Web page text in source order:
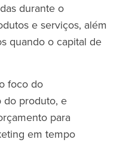
durante o
e serviços, além
quando o capital de
foco do
do produto, e
para
em tempo